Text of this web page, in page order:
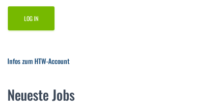
Infos zum HTW-Account
Neueste Jobs